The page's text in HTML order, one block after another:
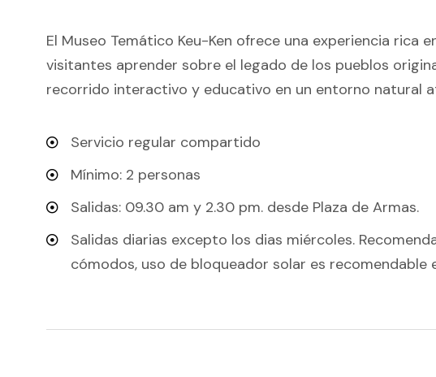
El Museo Temático Keu-Ken ofrece una experiencia rica
visitantes aprender sobre el legado de los pueblos
recorrido interactivo y educativo en un entorno natural
Servicio regular compartido
Mínimo: 2 personas
Salidas: 09.30 am y 2.30 pm. desde Plaza de Armas.
Salidas diarias excepto los dias miércoles.
cómodos, uso de bloqueador solar es recomendable